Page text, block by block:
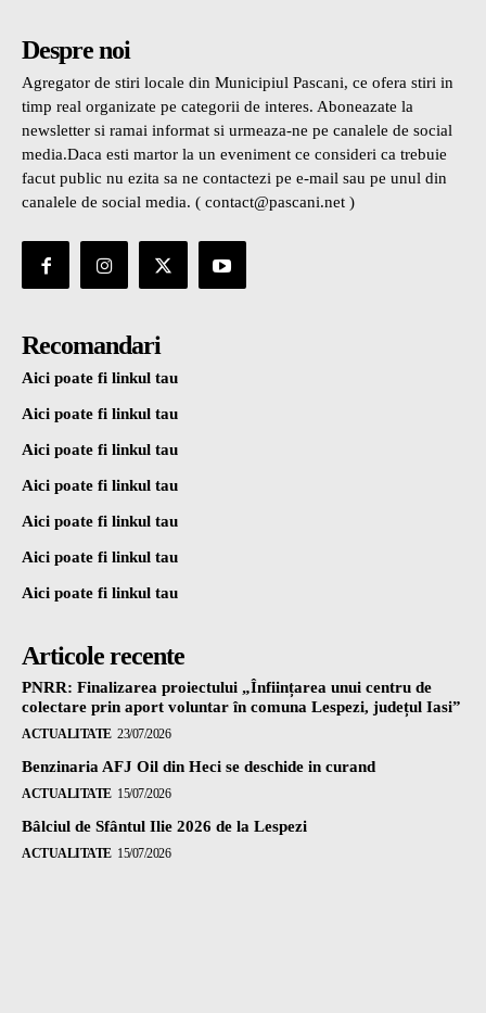
Despre noi
Agregator de stiri locale din Municipiul Pascani, ce ofera stiri in
timp real organizate pe categorii de interes. Aboneazate la
newsletter si ramai informat si urmeaza-ne pe canalele de social
media.Daca esti martor la un eveniment ce consideri ca trebuie
facut public nu ezita sa ne contactezi pe e-mail sau pe unul din
canalele de social media. ( contact@pascani.net )
Recomandari
Aici poate fi linkul tau
Aici poate fi linkul tau
Aici poate fi linkul tau
Aici poate fi linkul tau
Aici poate fi linkul tau
Aici poate fi linkul tau
Aici poate fi linkul tau
Articole recente
PNRR: Finalizarea proiectului „Înființarea unui centru de
colectare prin aport voluntar în comuna Lespezi, județul Iasi”
ACTUALITATE 23/07/2026
Benzinaria AFJ Oil din Heci se deschide in curand
ACTUALITATE 15/07/2026
Bâlciul de Sfântul Ilie 2026 de la Lespezi
ACTUALITATE 15/07/2026